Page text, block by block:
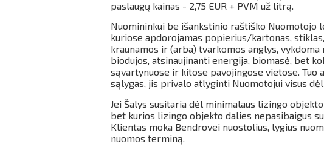
paslaugų kainas - 2,75 EUR + PVM už litrą.
Nuomininkui be išankstinio raštiško Nuomotojo
kuriose apdorojamas popierius/kartonas,
kraunamos ir (arba) tvarkomos anglys,
biodujos, atsinaujinanti energija, biomasė, bet
sąvartynuose ir kitose pavojingose vietose. Tuo
sąlygas, jis privalo atlyginti Nuomotojui visus
Jei Šalys susitaria dėl minimalaus lizingo
bet kurios lizingo objekto dalies nepasibaigus
Klientas moka Bendrovei nuostolius, lygius
nuomos terminą.